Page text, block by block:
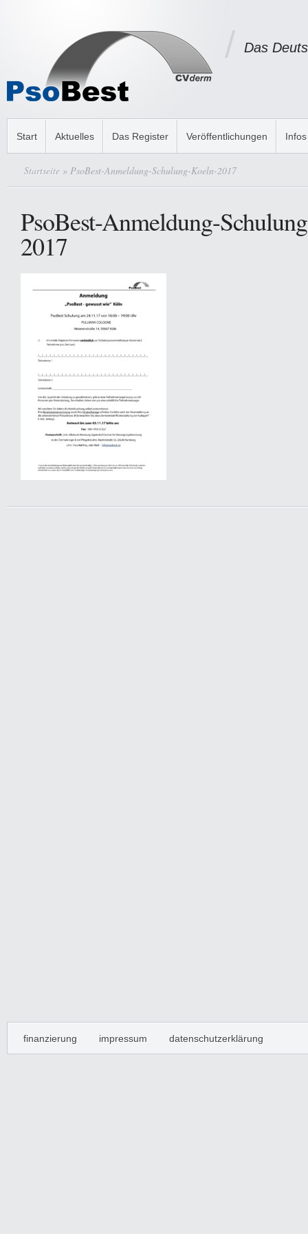
Das
Start Aktuelles Das Register Veröffentlichungen
Startseite » PsoBest-Anmeldung-Schulung-Koeln-2017
PsoBest-Anmeldung-
2017
finanzierung impressum datenschutzerklärung